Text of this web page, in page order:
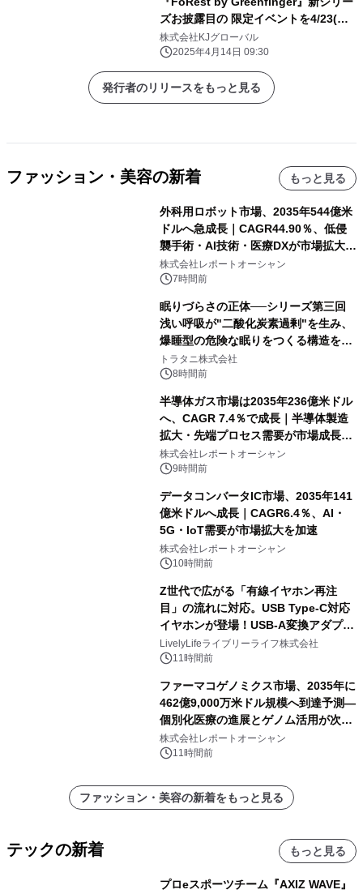
ズお披露目の 限定イベントを4/23(水)
～4/29(火)＠cosme OSAKAで開催！
株式会社KJグローバル
2025年4月14日 09:30
発行者のリリースをもっと見る
ファッション・美容の新着 もっと見る
外科用ロボット市場、2035年544億米
ドルへ急成長｜CAGR44.90％、低侵
襲手術・AI技術・医療DXが市場拡大を
牽引
株式会社レポートオーシャン
7時間前
眠りづらさの正体──シリーズ第三回
浅い呼吸が"二酸化炭素過剰"を生み、
爆睡型の危険な眠りをつくる構造を解
説
トラタニ株式会社
8時間前
半導体ガス市場は2035年236億米ドル
へ、CAGR 7.4％で成長｜半導体製造
拡大・先端プロセス需要が市場成長を
加速
株式会社レポートオーシャン
9時間前
データコンバータIC市場、2035年141
億米ドルへ成長｜CAGR6.4％、AI・
5G・IoT需要が市場拡大を加速
株式会社レポートオーシャン
10時間前
Z世代で広がる「有線イヤホン再注
目」の流れに対応。USB Type-C対応
イヤホンが登場！USB-A変換アダプタ
ー付きでスマホからパソコンまで幅広
く活用可能
LivelyLifeライブリーライフ株式会社
11時間前
ファーマコゲノミクス市場、2035年に
462億9,000万米ドル規模へ到達予測―
個別化医療の進展とゲノム活用が次世
代ヘルスケア投資を加速
株式会社レポートオーシャン
11時間前
ファッション・美容の新着をもっと見る
テックの新着 もっと見る
プロeスポーツチーム『AXIZ WAVE』